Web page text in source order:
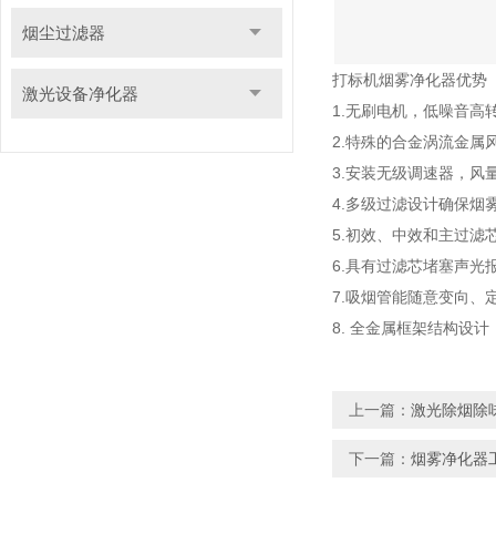
烟尘过滤器
激光设备净化器
打标机烟雾净化器优势
1.无刷电机，低噪音高
2.特殊的合金涡流金属
3.安装无级调速器，风
4.多级过滤设计确保烟
5.初效、中效和主过滤
6.具有过滤芯堵塞声光
7.吸烟管能随意变向、
8. 全金属框架结构设计
上一篇： 激光除烟除
下一篇： 烟雾净化器